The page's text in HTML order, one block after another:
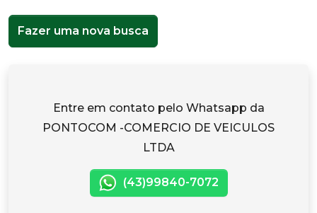
Fazer uma nova busca
Entre em contato pelo Whatsapp da
PONTOCOM -COMERCIO DE VEICULOS
LTDA
(43)99840-7072